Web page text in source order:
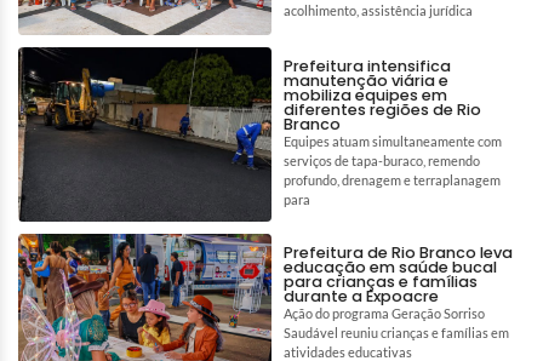
acolhimento, assistência jurídica
Prefeitura intensifica
manutenção viária e
mobiliza equipes em
diferentes regiões de Rio
Branco
Equipes atuam simultaneamente com
serviços de tapa-buraco, remendo
profundo, drenagem e terraplanagem
para
Prefeitura de Rio Branco leva
educação em saúde bucal
para crianças e famílias
durante a Expoacre
Ação do programa Geração Sorriso
Saudável reuniu crianças e famílias em
atividades educativas